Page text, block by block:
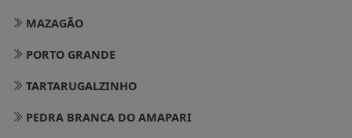
MAZAGÃO
PORTO GRANDE
TARTARUGALZINHO
PEDRA BRANCA DO AMAPARI